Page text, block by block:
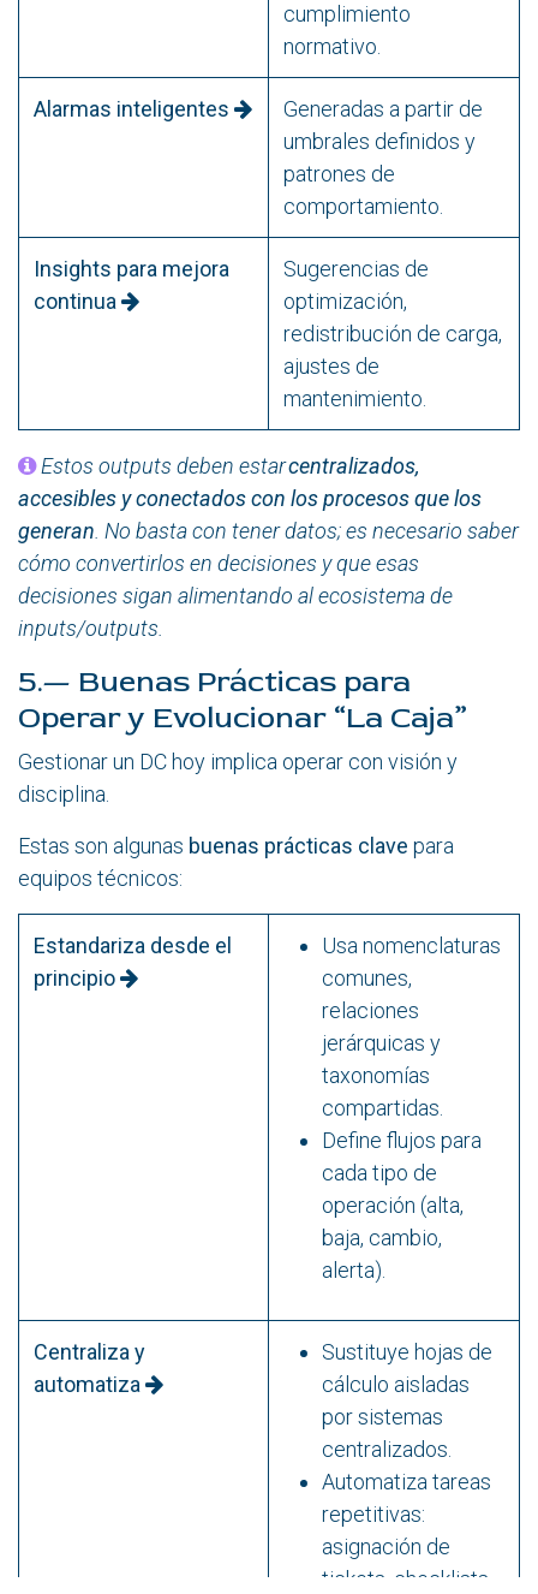
cumplimiento
normativo.
Alarmas inteligentes
Generadas a partir de
umbrales definidos y
patrones de
comportamiento.
Insights para mejora
continua
Sugerencias de
optimización,
redistribución de carga,
ajustes de
mantenimiento.
Estos outputs deben estarcentralizados,
accesibles y conectados con los procesos que los
generan . No basta con tener datos; es necesario saber
cómo convertirlos en decisiones y que esas
decisiones sigan alimentando al ecosistema de
inputs/outputs.
5.— Buenas Prácticas para
Operar y Evolucionar “La Caja”
Gestionar un DC hoy implica operar con visión y
disciplina.
Estas son algunas buenas prácticas clave para
equipos técnicos:
Estandariza desde el
principio
Usa nomenclaturas
comunes,
relaciones
jerárquicas y
taxonomías
compartidas.
Define flujos para
cada tipo de
operación (alta,
baja, cambio,
alerta).
Centraliza y
automatiza
Sustituye hojas de
cálculo aisladas
por sistemas
centralizados.
Automatiza tareas
repetitivas:
asignación de
tickets, checklists